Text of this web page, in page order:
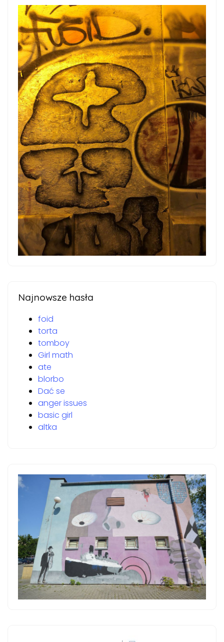
Najnowsze hasła
foid
torta
tomboy
Girl math
ate
blorbo
Dać se
anger issues
basic girl
altka